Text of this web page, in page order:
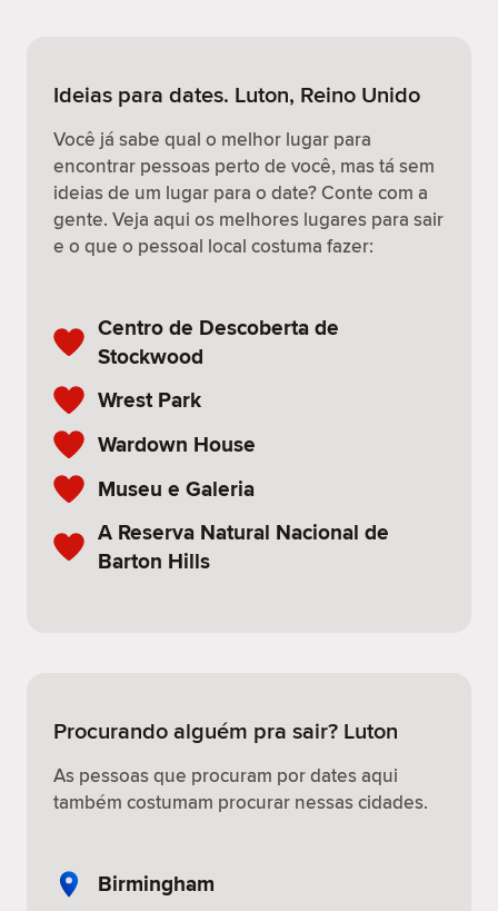
Ideias para dates. Luton, Reino Unido
Você já sabe qual o melhor lugar para
encontrar pessoas perto de você, mas tá sem
ideias de um lugar para o date? Conte com a
gente. Veja aqui os melhores lugares para sair
e o que o pessoal local costuma fazer:
Centro de Descoberta de
Stockwood
Wrest Park
Wardown House
Museu e Galeria
A Reserva Natural Nacional de
Barton Hills
Procurando alguém pra sair? Luton
As pessoas que procuram por dates aqui
também costumam procurar nessas cidades.
Birmingham